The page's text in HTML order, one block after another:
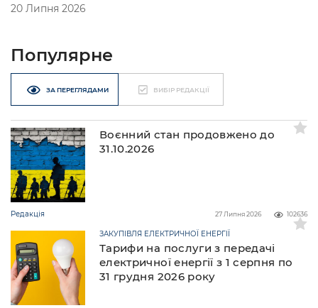
20 Липня 2026
Популярне
ЗА ПЕРЕГЛЯДАМИ ВИБІР РЕДАКЦІЇ
Воєнний стан продовжено до
31.10.2026
Редакція 102636
27 Липня 2026
Тарифи на послуги з передачі
електричної енергії з 1 серпня по
31 грудня 2026 року
ЗАКУПІВЛЯ ЕЛЕКТРИЧНОЇ ЕНЕРГІЇ